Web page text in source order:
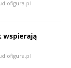
wspierają